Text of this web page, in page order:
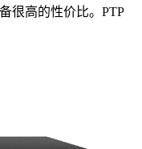
很高的性价比。PTP